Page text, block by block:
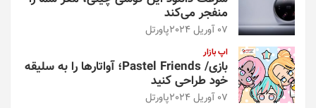
منفجر می‌کند
07 آوریل 2024 پاورتل
اپ بازار
بازی/ Pastel Friends؛ آواتارها را به سلیقه
خود طراحی کنید
07 آوریل 2024 پاورتل